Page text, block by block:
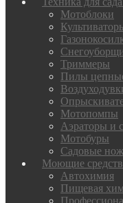
Мотоблоки
Триммеры
Пилы
Мотопомпы
Аэраторы и
Мотобуры
Садовые
Моющие
Автохимия
Пищевая